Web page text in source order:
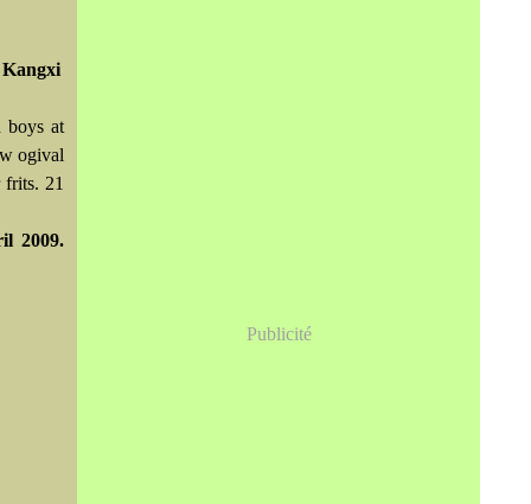
boys at
ogival
frits. 21
2009.
Publicité